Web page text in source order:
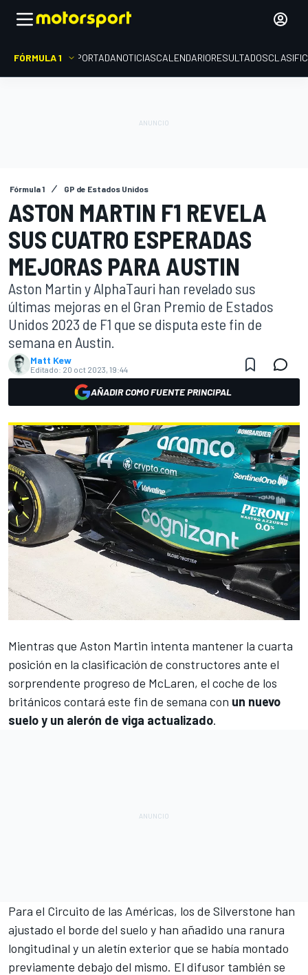
FÓRMULA 1 PORTADANOTICIASCALENDARIORESULTADOS
Fórmula 1 GP de Estados Unidos
ASTON MARTIN F1 REVELA
SUS CUATRO ESPERADAS
MEJORAS PARA AUSTIN
Aston Martin y AlphaTauri han revelado sus
últimas mejoras en el Gran Premio de Estados
Unidos 2023 de F1 que se disputa este fin de
semana en Austin.
Matt Kew
Editado: 20 oct 2023, 19:44
AÑADIR COMO FUENTE PRINCIPAL
Mientras que Aston Martin intenta mantener la cuarta
posición en la clasificación de constructores ante el
sorprendente progreso de McLaren, el coche de los
británicos contará este fin de semana con un nuevo
suelo y un alerón de viga actualizado.
Para el Circuito de las Américas, los de Silverstone han
ajustado el borde del suelo y han añadido una ranura
longitudinal y un aletín exterior que se había montado
previamente debajo del mismo. El difusor también se